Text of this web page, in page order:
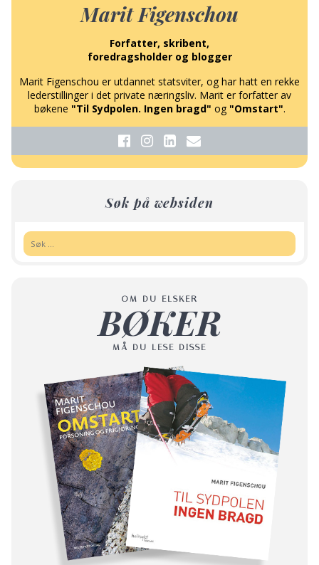
Marit Figenschou
Forfatter, skribent,
foredragsholder og blogger
Marit Figenschou er utdannet statsviter, og har hatt en rekke
lederstillinger i det private næringsliv. Marit er forfatter av
bøkene "Til Sydpolen. Ingen bragd" og "Omstart".
Søk på websiden
OM DU ELSKER
BØKER
MÅ DU LESE DISSE